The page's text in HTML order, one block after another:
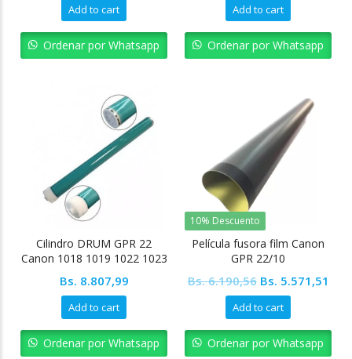
Add to cart
Ordenar por Whatsapp
Add to cart
Ordenar por Whatsapp
Cilindro DRUM GPR 22
Canon 1018 1019 1022 1023
Bs. 8.807,99
Add to cart
Ordenar por Whatsapp
10% Descuento
Película fusora film Canon
GPR 22/10
Bs.6.190,56 Original
price
was:
Bs. 6.190,56.
Bs. 5.571,51
Bs.
Add to cart
Ordenar por Whatsapp